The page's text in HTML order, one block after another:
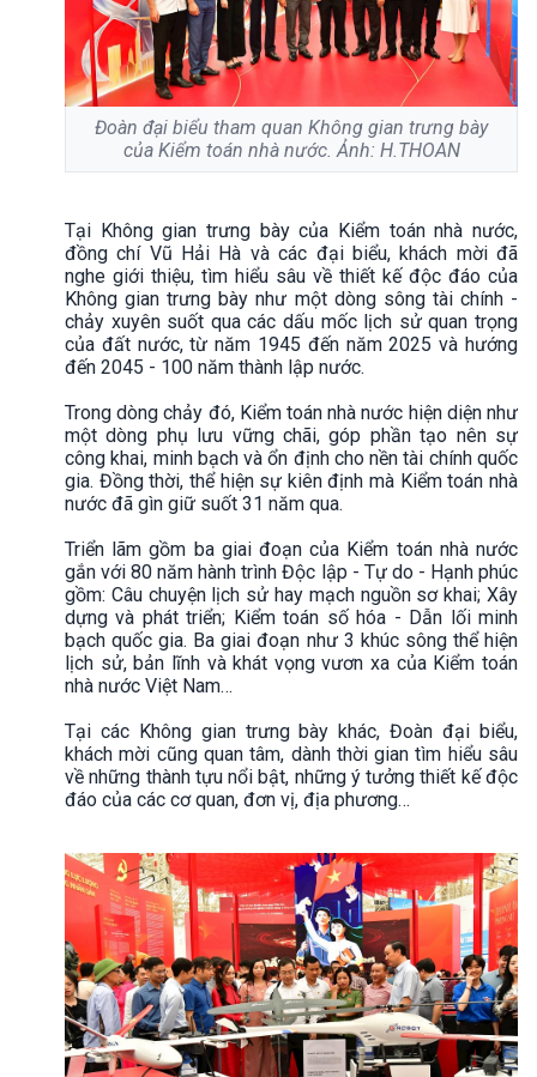
Đoàn đại biểu tham quan Không gian trưng bày
của Kiểm toán nhà nước. Ảnh: H.THOAN
Tại Không gian trưng bày của Kiểm toán nhà nước,
đồng chí Vũ Hải Hà và các đại biểu, khách mời đã
nghe giới thiệu, tìm hiểu sâu về thiết kế độc đáo của
Không gian trưng bày như một dòng sông tài chính -
chảy xuyên suốt qua các dấu mốc lịch sử quan trọng
của đất nước, từ năm 1945 đến năm 2025 và hướng
đến 2045 - 100 năm thành lập nước.
Trong dòng chảy đó, Kiểm toán nhà nước hiện diện như
một dòng phụ lưu vững chãi, góp phần tạo nên sự
công khai, minh bạch và ổn định cho nền tài chính quốc
gia. Đồng thời, thể hiện sự kiên định mà Kiểm toán nhà
nước đã gìn giữ suốt 31 năm qua.
Triển lãm gồm ba giai đoạn của Kiểm toán nhà nước
gắn với 80 năm hành trình Độc lập - Tự do - Hạnh phúc
gồm: Câu chuyện lịch sử hay mạch nguồn sơ khai; Xây
dựng và phát triển; Kiểm toán số hóa - Dẫn lối minh
bạch quốc gia. Ba giai đoạn như 3 khúc sông thể hiện
lịch sử, bản lĩnh và khát vọng vươn xa của Kiểm toán
nhà nước Việt Nam…
Tại các Không gian trưng bày khác, Đoàn đại biểu,
khách mời cũng quan tâm, dành thời gian tìm hiểu sâu
về những thành tựu nổi bật, những ý tưởng thiết kế độc
đáo của các cơ quan, đơn vị, địa phương…